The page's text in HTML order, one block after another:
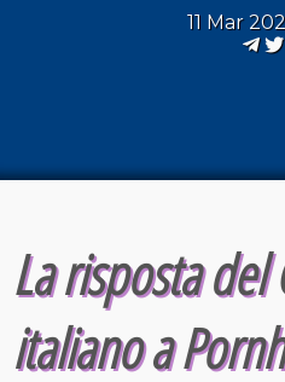
11 Mar
La risposta del
italiano a